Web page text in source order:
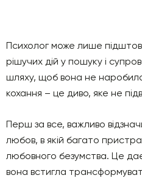
Психолог може лише
рішучих дій у пошуку і
шляху, щоб вона не
кохання – це диво, яке не
Перш за все, важливо
любов, в якій багато
любовного безумства. Це
вона встигла